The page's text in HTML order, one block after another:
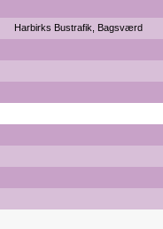
Harbirks Bustrafik, Bagsværd